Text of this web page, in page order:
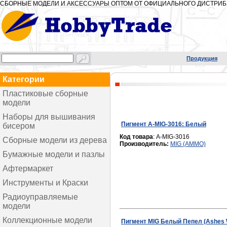
СБОРНЫЕ МОДЕЛИ И АКСЕССУАРЫ ОПТОМ ОТ ОФИЦИАЛЬНОГО
Продукция
Категории
Пластиковые сборные
модели
Модели самолетов
Модели вертолетов
Бронетехника и артиллерия
Флот
Строения и элементы
Вагоны и поезда
Авто-мото
Ракеты и боекомплекты
Действующие модели
Наборы для вышивания
бисером
Серия "Абстракция"
Серия "Космос"
Серия "Природа"
Серия "Рождество"
Серия "Флаги" и "Мандала"
Серия "Легкие Наборы"
Сборные модели из дерева
Деревянные корабли
Бумажные модели и пазлы
Умная бумага
Афтермаркет
Декали
Наборы деталировки
Точеные стволы
Инструменты и Краски
Краска водорастворимая
Краска эмалевая
Краски-спрей
Радиоуправляемые
модели
Р/У Вертолеты
Коллекционные модели
Пигмент A-MIG-3016: Белый
Код товара: A-MIG-3016
Производитель: MIG (AMMO)
Пигмент MIG Белый Пепел (Ashes